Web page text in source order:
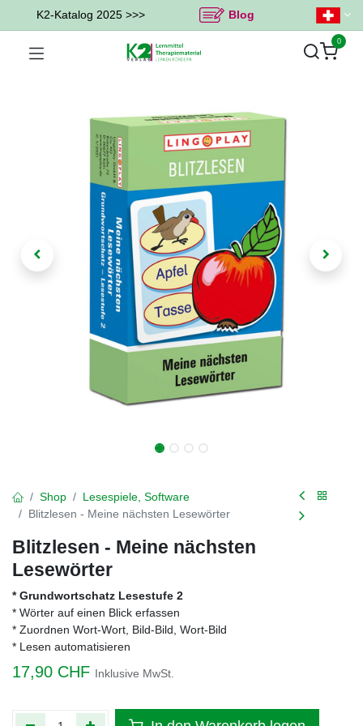
K2-Katalog 2025 >>> Blog
0
Shop
Lesespiele, Software
Blitzlesen - Meine nächsten Lesewörter
Blitzlesen - Meine nächsten
Lesewörter
* Grundwortschatz Lesestufe 2
* Wörter auf einen Blick erfassen
* Zuordnen Wort-Wort, Bild-Bild, Wort-Bild
* Lesen automatisieren
17,90 CHF Inklusive MwSt.